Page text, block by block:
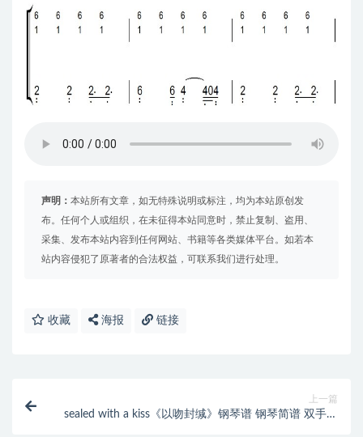
声明： 本站所有文章，如无特殊说明或标注，均为本站原创发
布。任何个人或组织，在未征得本站同意时，禁止复制、盗用、
采集、发布本站内容到任何网站、书籍等各类媒体平台。如若本
站内容侵犯了原著者的合法权益，可联系我们进行处理。
收藏 海报 链接
上一篇
sealed with a kiss《以吻封缄》钢琴谱 钢琴简谱 双手简